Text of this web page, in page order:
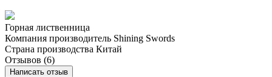
Горная лиственница
Компания производитель Shining Swords
Страна производства Китай
Отзывов (6)
Написать отзыв